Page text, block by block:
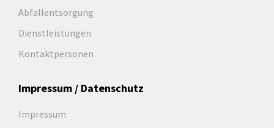
Abfallentsorgung
Dienstleistungen
Kontaktpersonen
Impressum / Datenschutz
Impressum